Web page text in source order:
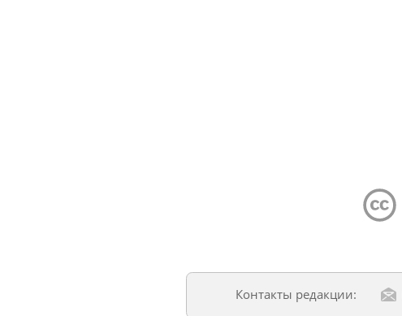
Контакты редакции: